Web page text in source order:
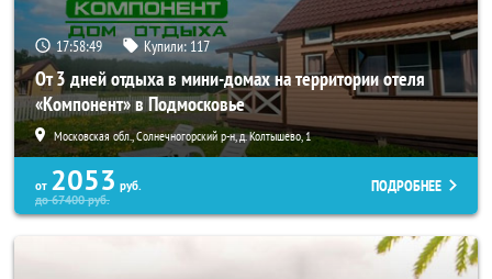
17:58:49 Купили: 117
От 3 дней отдыха в мини-домах на территории отеля
«Компонент» в Подмосковье
Московская обл., Солнечногорский р-н, д. Колтышево, 1
от 2053 руб.
до67400руб.
ПОДРОБНЕЕ